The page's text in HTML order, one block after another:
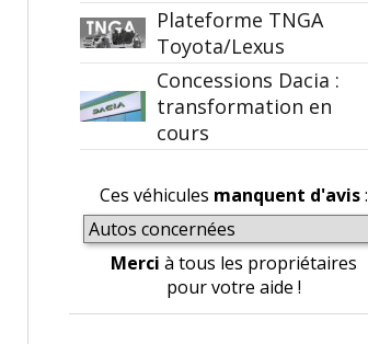
Plateforme TNGA
Toyota/Lexus
Concessions Dacia :
transformation en
cours
Ces véhicules manquent d'avis:
Merci à tous les propriétaires
pour votre aide !